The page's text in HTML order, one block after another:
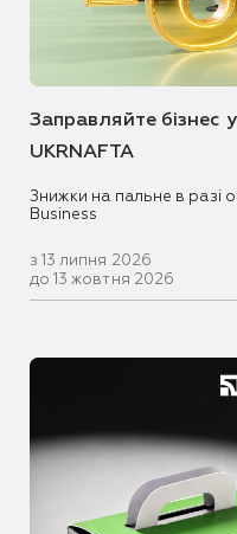
Заправляйте бізнес
UKRNAFTA
Знижки на пальне в разі
Business
з 13 липня 2026
до 13 жовтня 2026